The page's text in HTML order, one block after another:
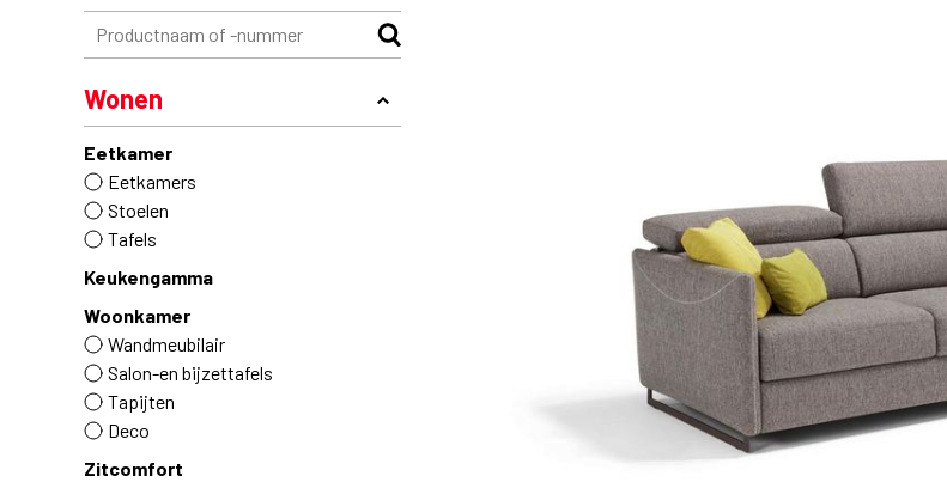
Wonen
Eetkamer
Eetkamers
Stoelen
Tafels
Keukengamma
Woonkamer
Wandmeubilair
Salon-en bijzettafels
Tapijten
Deco
Zitcomfort